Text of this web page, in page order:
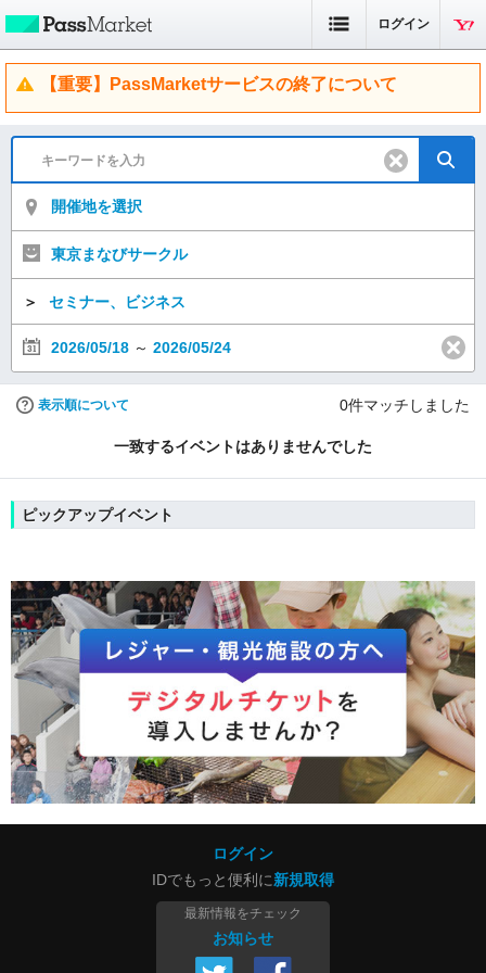
ログイン
【重要】PassMarketサービスの終了について
開催地を選択
東京まなびサークル
＞ セミナー、ビジネス
2026/05/18 ～ 2026/05/24
表示順について 0件マッチしました
一致するイベントはありませんでした
ピックアップイベント
ログイン
IDでもっと便利に新規取得
最新情報をチェック
お知らせ